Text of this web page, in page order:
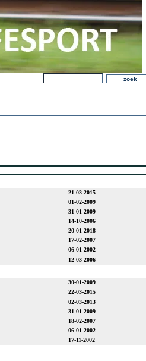
21-03-2015
01-02-2009
31-01-2009
14-10-2006
20-01-2018
17-02-2007
06-01-2002
12-03-2006
30-01-2009
22-03-2015
02-03-2013
31-01-2009
18-02-2007
06-01-2002
17-11-2002